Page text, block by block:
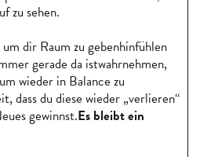
zu sehen.
dir Raum zu gebenhinfühlen
gerade da istwahrnehmen,
wieder in Balance zu
dass du diese wieder „verlieren“
gewinnst.Es bleibt ein